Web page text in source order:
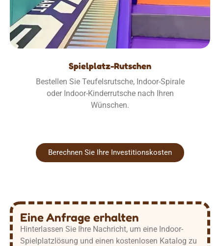
Spielplatz-Rutschen
Bestellen Sie Teufelsrutsche, Indoor-Spirale
oder Indoor-Kinderrutsche nach Ihren
Wünschen.
Berechnen Sie Ihre Investitionskosten
Eine Anfrage erhalten
Hinterlassen Sie Ihre Nachricht, um eine Indoor-
Spielplatzlösung und einen kostenlosen Katalog zu